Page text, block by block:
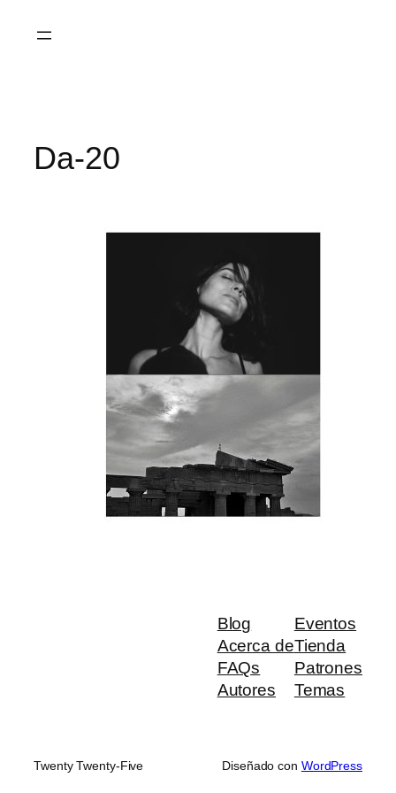
Da-20
Blog
Acerca de
FAQs
Autores
Eventos
Tienda
Patrones
Temas
Twenty Twenty-Five Diseñado con WordPress